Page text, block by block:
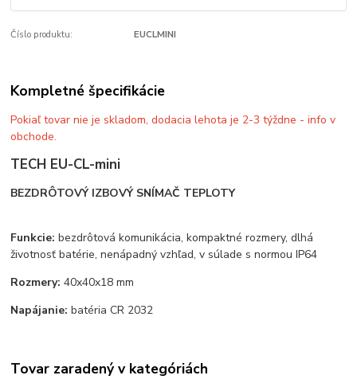
Číslo produktu: EUCLMINI
Kompletné špecifikácie
Pokiaľ tovar nie je skladom, dodacia lehota je 2-3 týždne - info v
obchode.
TECH EU-CL-mini
BEZDRÔTOVÝ IZBOVÝ SNÍMAČ TEPLOTY
Funkcie: bezdrôtová komunikácia, kompaktné rozmery, dlhá
životnosť batérie, nenápadný vzhľad, v súlade s normou IP64
Rozmery: 40x40x18 mm
Napájanie: batéria CR 2032
Tovar zaradený v kategóriách